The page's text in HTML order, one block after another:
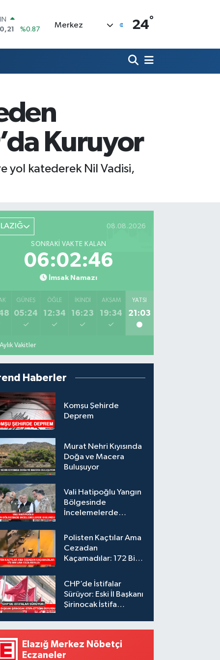
%0.18
%0.32
%-19
Merkez 24°
Kuruyor
yol katederek Nil Vadisi,
08.08.2026
SONRAKI VAKTE KALAN
06:02:45
İmsak Namazı
GÜNEŞ
05:24
ÖĞLE
12:34
İKINDI
16:23
AKŞAM
19:34
YATSI
21:03
Aylık Vakitler
Haberler
Komşu Şehirde
Deprem
Murat Nehri Kıyısında
Doğa ve Macera
Buluşuyor
Vali Hatipoğlu Yangın
Bölgesinde
İncelemelerde
Polisten Kaçtılar Ama
Cezadan
Kaçamadılar: 172 Bin
CHP’de İstifalar
Sürüyor: Eski İl Başkanı
Şirinocak İstifa
Elazığ Merkez Nöbetçi
Eczaneler